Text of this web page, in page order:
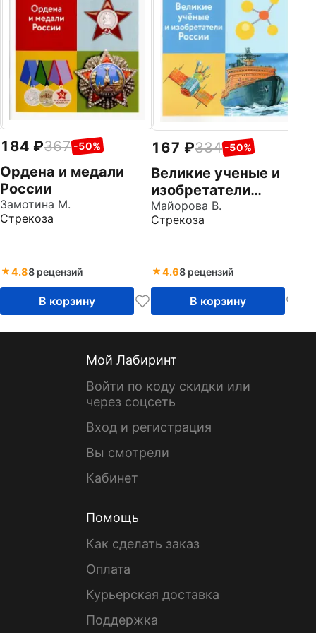
184 367 -50%
Ордена и медали
России
Замотина М.
Стрекоза
4.88 рецензий
В корзину
167 334 -50%
Великие ученые и
изобретатели
России. Школьный
справочник для
Майорова В.
Стрекоза
4.68 рецензий
В корзину
Мой Лабиринт
Войти по коду скидки или
через соцсеть
Вход и регистрация
Вы смотрели
Кабинет
Помощь
Как сделать заказ
Оплата
Курьерская доставка
Поддержка